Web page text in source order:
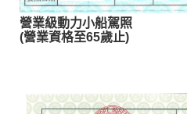
營業級動力小船駕照
(營業資格至65歲止)